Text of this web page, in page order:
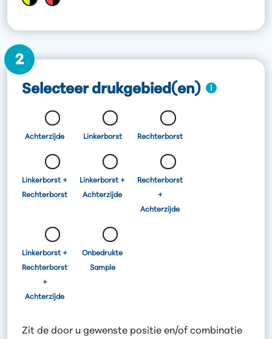
2
Selecteer drukgebied(en)
Achterzijde Linkerborst Rechterborst
Linkerborst +
Rechterborst
Linkerborst +
Achterzijde
Rechterborst
+
Achterzijde
Linkerborst +
Rechterborst
+
Achterzijde
Onbedrukte
Sample
Zit de door u gewenste positie en/of combinatie